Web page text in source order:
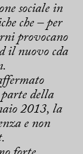
sociale in
che – per
provocano
il nuovo cda
della
2013, la
e non